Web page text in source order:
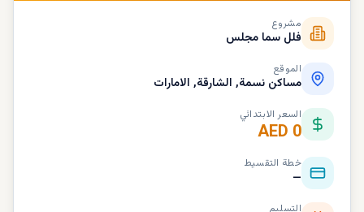
مشروع
فلل سما مجلس
الموقع
مساكن نسمة, الشارقة, الامارات
السعر الابتدائي
AED 0
خطة التقسيط
—
التسليم